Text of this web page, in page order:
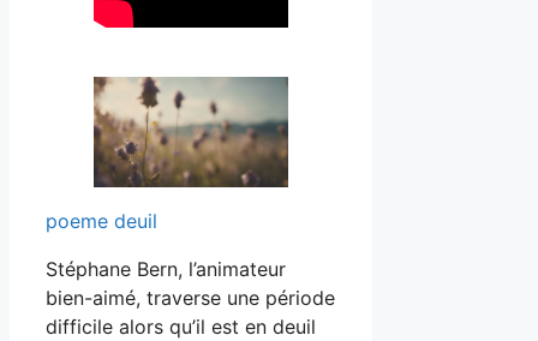
poeme deuil
Stéphane Bern, l’animateur
bien-aimé, traverse une période
difficile alors qu’il est en deuil